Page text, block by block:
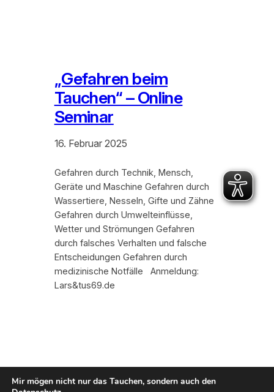
„Gefahren beim
Tauchen“ – Online
Seminar
16. Februar 2025
Gefahren durch Technik, Mensch,
Geräte und Maschine Gefahren durch
Wassertiere, Nesseln, Gifte und Zähne
Gefahren durch Umwelteinflüsse,
Wetter und Strömungen Gefahren
durch falsches Verhalten und falsche
Entscheidungen Gefahren durch
medizinische Notfälle Anmeldung:
Lars&tus69.de
Mir mögen nicht nur das Tauchen, sondern auch den